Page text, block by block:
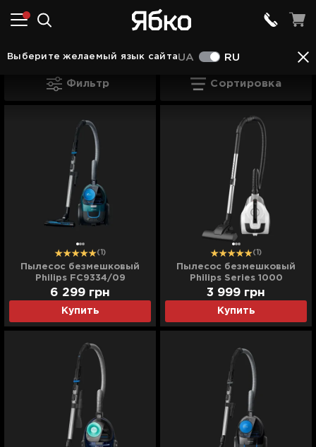
Выберите желаемый язык сайтаUA RU
Пылесосы в Ковеле Пылесосы Philips в
Пылесосы Philips в Ковеле
Фильтр Сортировка
(1)
Пылесос безмешковый
Philips FC9334/09
(Black/Green)
Купить
6 299 грн
(1)
Пылесос безмешковый
Philips Series 1000
XB1111/10 (White)
Купить
3 999 грн